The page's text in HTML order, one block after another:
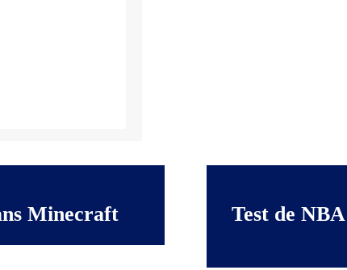
Minecraft
Test de